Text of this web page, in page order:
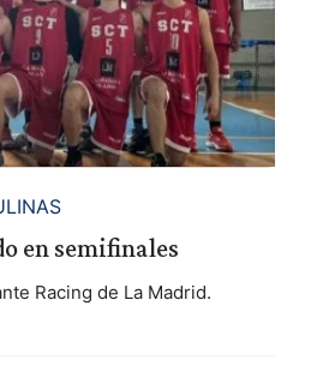
en semifinales
Racing de La Madrid.